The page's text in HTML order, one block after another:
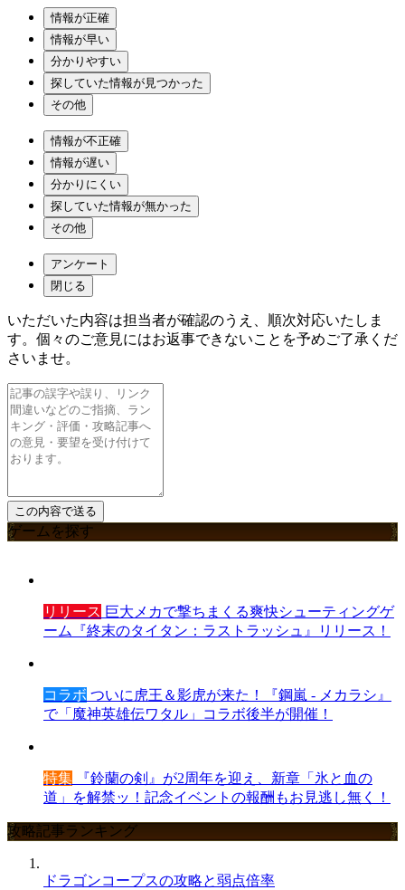
情報が正確
情報が早い
分かりやすい
探していた情報が見つかった
その他
情報が不正確
情報が遅い
分かりにくい
探していた情報が無かった
その他
アンケート
閉じる
いただいた内容は担当者が確認のうえ、順次対応いたしま
す。個々のご意見にはお返事できないことを予めご了承くだ
さいませ。
ゲームを探す
リリース 巨大メカで撃ちまくる爽快シューティングゲ
ーム『終末のタイタン：ラストラッシュ』リリース！
コラボ ついに虎王＆影虎が来た！『鋼嵐 - メカラシ』
で「魔神英雄伝ワタル」コラボ後半が開催！
特集 『鈴蘭の剣』が2周年を迎え、新章「氷と血の
道」を解禁ッ！記念イベントの報酬もお見逃し無く！
攻略記事ランキング
ドラゴンコープスの攻略と弱点倍率